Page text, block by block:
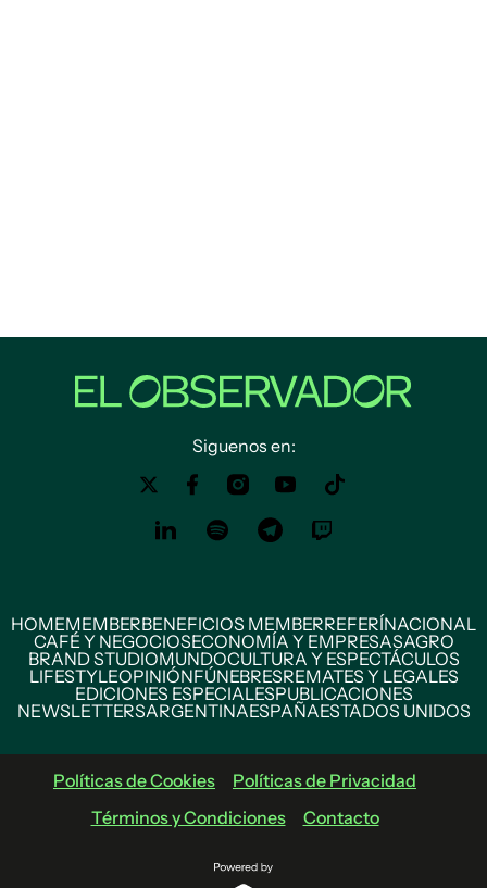
Siguenos en:
HOMEMEMBERBENEFICIOS MEMBERREFERÍNACIONAL
CAFÉ Y NEGOCIOSECONOMÍA Y EMPRESASAGRO
BRAND STUDIOMUNDOCULTURA Y ESPECTÁCULOS
LIFESTYLEOPINIÓNFÚNEBRESREMATES Y LEGALES
EDICIONES ESPECIALESPUBLICACIONES
NEWSLETTERSARGENTINAESPAÑAESTADOS UNIDOS
Políticas de Cookies
Políticas de Privacidad
Términos y Condiciones
Contacto